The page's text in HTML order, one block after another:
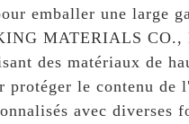
emballer une large
MATERIALS
des matériaux de
le contenu
avec